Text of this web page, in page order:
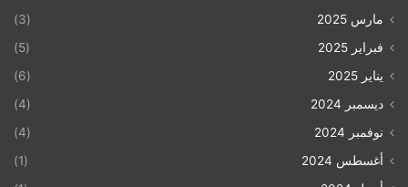
مارس 2025
(3)
فبراير 2025
(5)
يناير 2025
(6)
ديسمبر 2024
(4)
نوفمبر 2024
(4)
أغسطس 2024
(1)